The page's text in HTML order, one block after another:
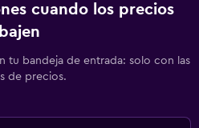
cuando los precios
bajen
tu bandeja de entrada: solo con las
de precios.